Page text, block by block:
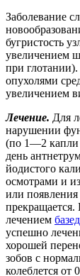
Заболевание
бугристость
увеличением
при глотании).
опухолями
увеличением
Лечение. Для
нарушении
(по 1—2 капли
день
йодистого
осмотрами и
или появления
прекращается.
лечением
успешно
хорошей
зобов с
колеблется от